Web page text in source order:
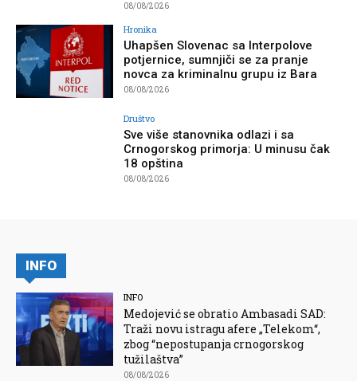
08/08/2026
Hronika
Uhapšen Slovenac sa Interpolove
potjernice, sumnjiči se za pranje
novca za kriminalnu grupu iz Bara
08/08/2026
Društvo
Sve više stanovnika odlazi i sa
Crnogorskog primorja: U minusu čak
18 opština
08/08/2026
INFO
INFO
Medojević se obratio Ambasadi SAD:
Traži novu istragu afere „Telekom“,
zbog “nepostupanja crnogorskog
tužilaštva”
08/08/2026